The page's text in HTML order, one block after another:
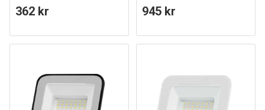
362 kr
glas, 6500K
945 kr